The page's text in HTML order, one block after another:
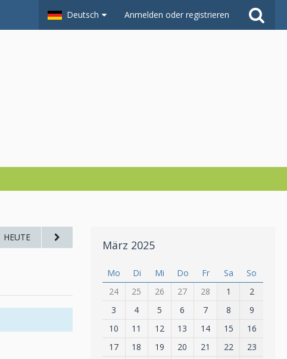
Deutsch Anmelden oder registrieren
HEUTE
März 2025
Mo Di Mi Do Fr Sa
So
24
25 26 27 28 1
2
3
4 5 6 7 8
9
10
11 12 13 14 15
16
17
18 19 20 21 22
23